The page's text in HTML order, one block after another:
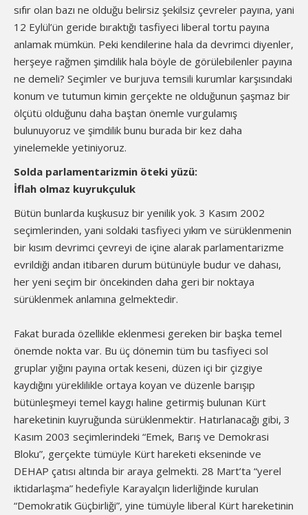
sıfır olan bazı ne olduğu belirsiz şekilsiz çevreler payına, yani
12 Eylül’ün geride bıraktığı tasfiyeci liberal tortu payına
anlamak mümkün. Peki kendilerine hala da devrimci diyenler,
herşeye rağmen şimdilik hala böyle de görülebilenler payına
ne demeli? Seçimler ve burjuva temsili kurumlar karşısındaki
konum ve tutumun kimin gerçekte ne olduğunun şaşmaz bir
ölçütü olduğunu daha baştan önemle vurgulamış
bulunuyoruz ve şimdilik bunu burada bir kez daha
yinelemekle yetiniyoruz.
Solda parlamentarizmin öteki yüzü:
İflah olmaz kuyrukçuluk
Bütün bunlarda kuşkusuz bir yenilik yok. 3 Kasım 2002
seçimlerinden, yani soldaki tasfiyeci yıkım ve sürüklenmenin
bir kısım devrimci çevreyi de içine alarak parlamentarizme
evrildiği andan itibaren durum bütünüyle budur ve dahası,
her yeni seçim bir öncekinden daha geri bir noktaya
sürüklenmek anlamına gelmektedir.
Fakat burada özellikle eklenmesi gereken bir başka temel
önemde nokta var. Bu üç dönemin tüm bu tasfiyeci sol
gruplar yığını payına ortak keseni, düzen içi bir çizgiye
kaydığını yüreklilikle ortaya koyan ve düzenle barışıp
bütünleşmeyi temel kaygı haline getirmiş bulunan Kürt
hareketinin kuyruğunda sürüklenmektir. Hatırlanacağı gibi, 3
Kasım 2003 seçimlerindeki “Emek, Barış ve Demokrasi
Bloku”, gerçekte tümüyle Kürt hareketi ekseninde ve
DEHAP çatısı altında bir araya gelmekti. 28 Mart’ta “yerel
iktidarlaşma” hedefiyle Karayalçın liderliğinde kurulan
“Demokratik Güçbirliği”, yine tümüyle liberal Kürt hareketinin